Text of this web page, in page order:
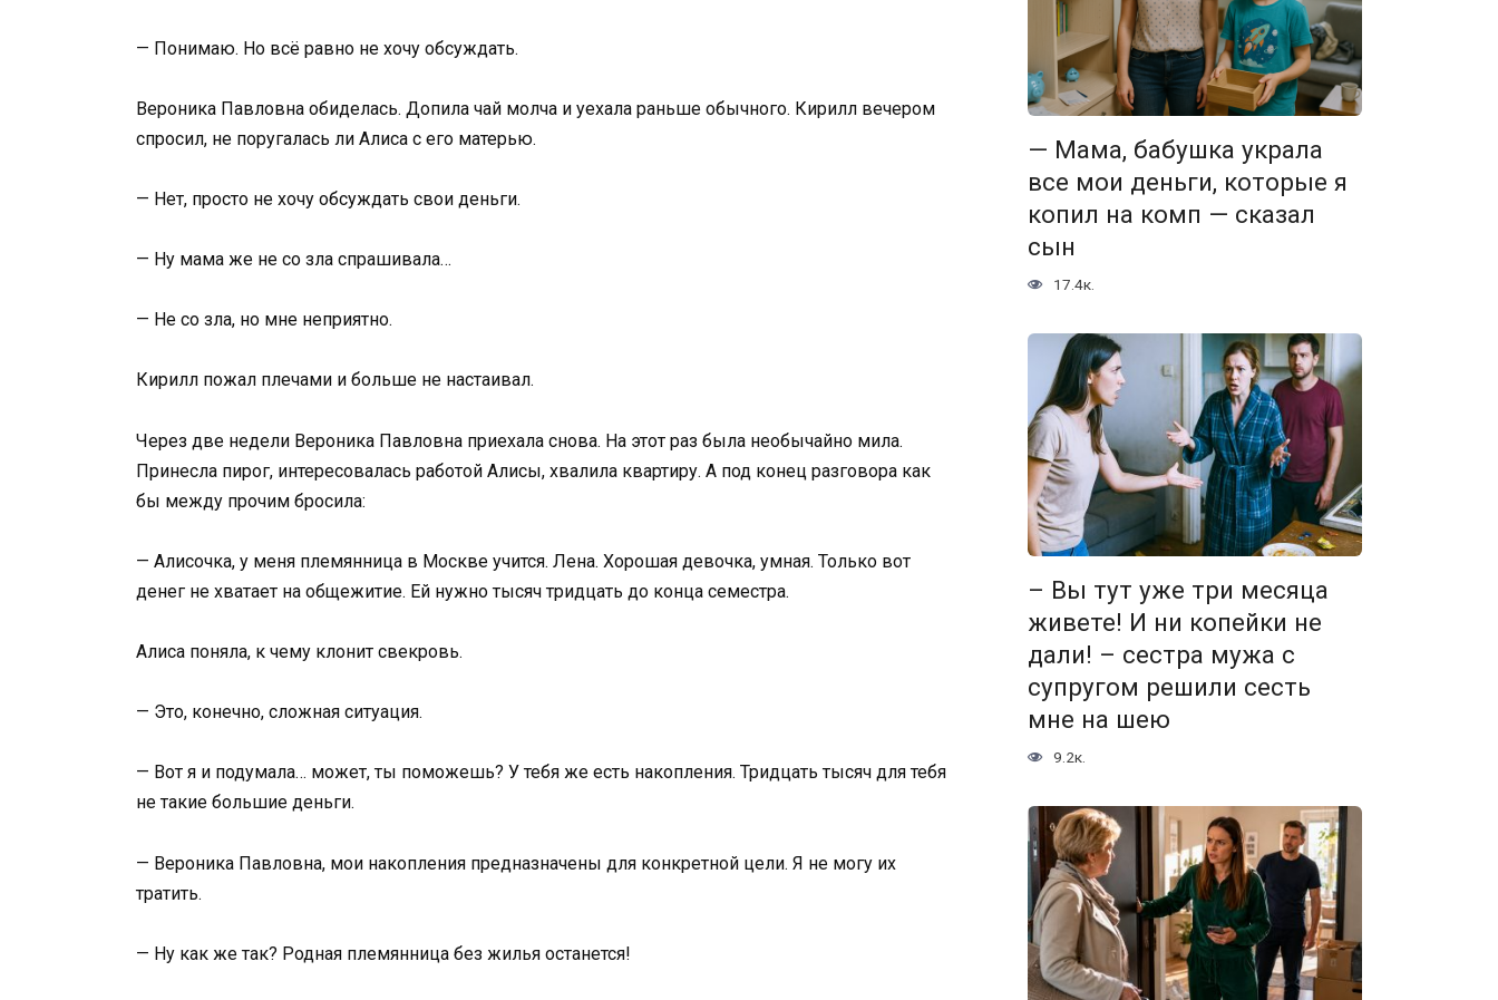
— Понимаю. Но всё равно не хочу обсуждать.
Вероника Павловна обиделась. Допила чай молча и уехала раньше обычного. Кирилл вечером
спросил, не поругалась ли Алиса с его матерью.
— Нет, просто не хочу обсуждать свои деньги.
— Ну мама же не со зла спрашивала…
— Не со зла, но мне неприятно.
Кирилл пожал плечами и больше не настаивал.
Через две недели Вероника Павловна приехала снова. На этот раз была необычайно мила.
Принесла пирог, интересовалась работой Алисы, хвалила квартиру. А под конец разговора как
бы между прочим бросила:
— Алисочка, у меня племянница в Москве учится. Лена. Хорошая девочка, умная. Только вот
денег не хватает на общежитие. Ей нужно тысяч тридцать до конца семестра.
Алиса поняла, к чему клонит свекровь.
— Это, конечно, сложная ситуация.
— Вот я и подумала… может, ты поможешь? У тебя же есть накопления. Тридцать тысяч для тебя
не такие большие деньги.
— Вероника Павловна, мои накопления предназначены для конкретной цели. Я не могу их
тратить.
— Ну как же так? Родная племянница без жилья останется!
— Мама, бабушка украла
все мои деньги, которые я
копил на комп — сказал
сын
17.4к.
– Вы тут уже три месяца
живете! И ни копейки не
дали! – сестра мужа с
супругом решили сесть
мне на шею
9.2к.